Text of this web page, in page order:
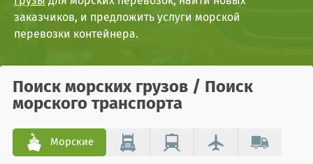
заказчиков, и предложить услуги морской
перевозки контейнера.
Поиск морских грузов / Поиск
морского транспорта
Морские